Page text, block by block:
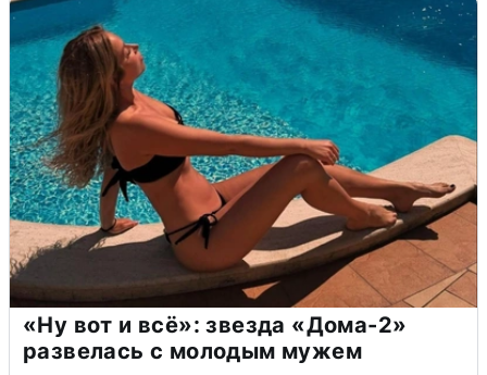
«Ну вот и всё»: звезда «Дома-2»
развелась с молодым мужем